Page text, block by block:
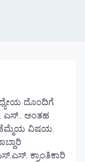
ದೊಂದಿಗೆ
ಎಸ್.. ಅಂತಹ
ಹೆಮ್ಮೆಯ ವಿಷಯ.
ಕ್ರಾಂತಿಕಾರಿ